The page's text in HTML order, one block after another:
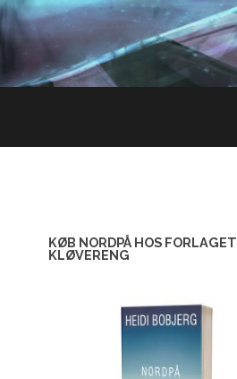
KØB NORDPÅ HOS FORLAGET
KLØVERENG